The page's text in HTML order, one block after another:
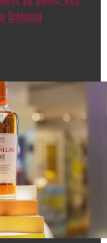
baiana